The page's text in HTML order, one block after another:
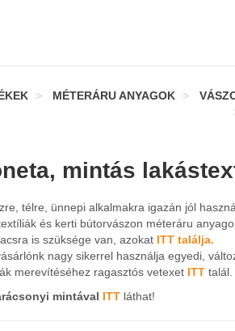
MÉTERÁRU ANYAGOK
mintás
télre, ünnepi alkalmakra igazán jól
és kerti bútorvászon méteráru
is szüksége van, azokat ITT találja.
nagy sikerrel használja egyedi,
merevítéséhez ragasztós vetexet ITT talál.
mintával ITT láthat!